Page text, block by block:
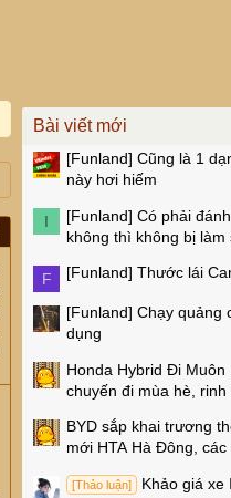
Bài viết mới
[Funland] Cũng là 1
này hơi hiếm
I [Funland] Có phải
không thì không bị làm
F
[Funland] Thước lái
[Funland] Chạy quảng
dụng
Honda Hybrid Đi Muôn
chuyến đi mùa hè, rinh
BYD sắp khai trương
mới HTA Hà Đông,
[Thảo luận] Khảo giá xe